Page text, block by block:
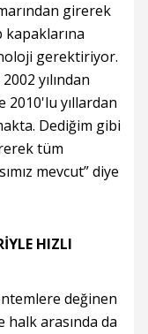
girerek
gerektiriyor.
yılından
2010'lu yıllardan
Dediğim gibi
tüm
mevcut” diye
HIZLI
değinen
halk arasında da